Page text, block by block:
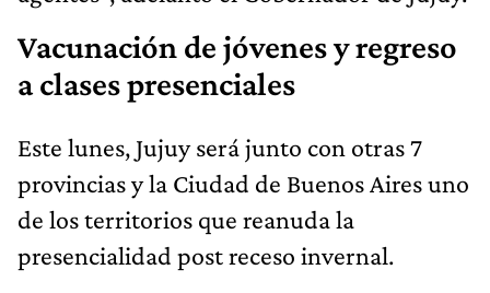
Vacunación de jóvenes y regreso
a clases presenciales
Este lunes, Jujuy será junto con otras 7
provincias y la Ciudad de Buenos Aires uno
de los territorios que reanuda la
presencialidad post receso invernal.